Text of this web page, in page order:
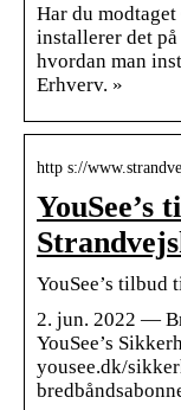
Har du
installerer det på
hvordan man
Erhverv. »
http s://
YouSee’s
YouSee’s tilbud
2. jun. 2022 —
YouSee’s
yousee.dk/